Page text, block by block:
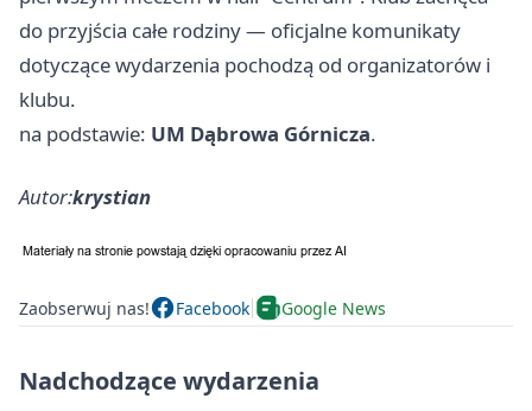
do przyjścia całe rodziny — oficjalne komunikaty
dotyczące wydarzenia pochodzą od organizatorów i
klubu.
na podstawie: UM Dąbrowa Górnicza.
Autor:krystian
Zaobserwuj nas! Facebook Google News
Nadchodzące wydarzenia